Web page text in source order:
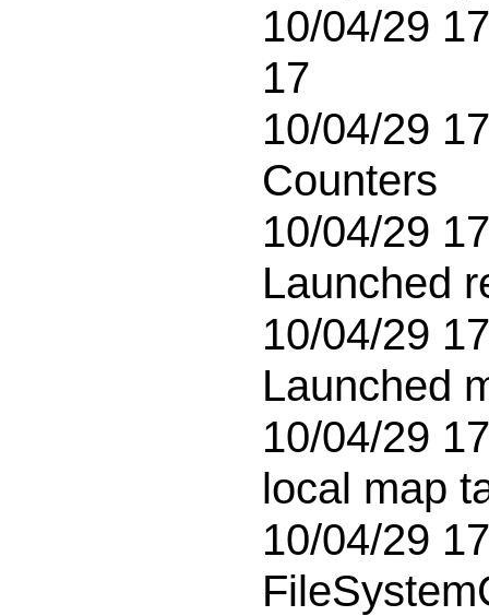
10/04/29
17
10/04/29
Counters
10/04/29
Launched
10/04/29
Launched
10/04/29
local map
10/04/29